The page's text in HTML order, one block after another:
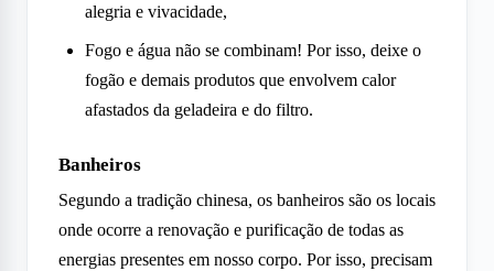
alegria e vivacidade,
Fogo e água não se combinam! Por isso, deixe o
fogão e demais produtos que envolvem calor
afastados da geladeira e do filtro.
Banheiros
Segundo a tradição chinesa, os banheiros são os locais
onde ocorre a renovação e purificação de todas as
energias presentes em nosso corpo. Por isso, precisam